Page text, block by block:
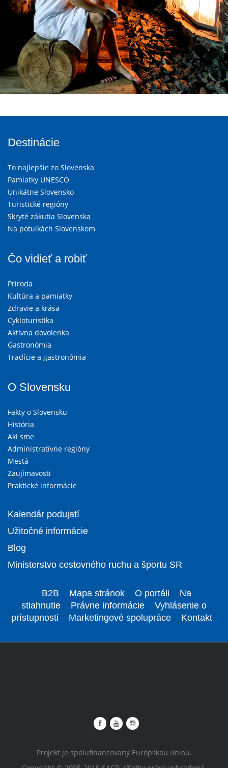
Destinácie
To najlepšie zo Slovenska
Pamiatky UNESCO
Unikátne Slovensko
Turistické regióny
Skryté zákutia Slovenska
Na potulkách Slovenskom
Čo vidieť a robiť
Príroda
Kultúra a pamiatky
Zdravie a krása
Cykloturistika
Aktívna dovolenka
Gastronómia
Tradície a gastronómia
O Slovensku
Fakty o Slovensku
História
Akí sme
Administratívne regióny
Mestá
Zaujímavosti
Praktické informácie
Kalendár podujatí
Užitočné informácie
Blog
Ministerstvo cestovného ruchu a športu SR
B2B Mapa stránok O portáli
Na
stiahnutie
Právne informácie
Vyhlásenie o
prístupnosti
Marketingové spolupráce Kontakt
Projekt je spolufinancovaný Európskou úniou.